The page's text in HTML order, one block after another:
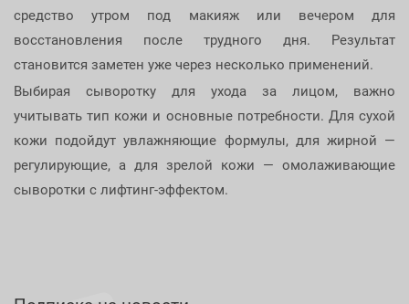
средство утром под макияж или вечером для
восстановления после трудного дня. Результат
становится заметен уже через несколько применений.
Выбирая сыворотку для ухода за лицом, важно
учитывать тип кожи и основные потребности. Для сухой
кожи подойдут увлажняющие формулы, для жирной —
регулирующие, а для зрелой кожи — омолаживающие
сыворотки с лифтинг-эффектом.